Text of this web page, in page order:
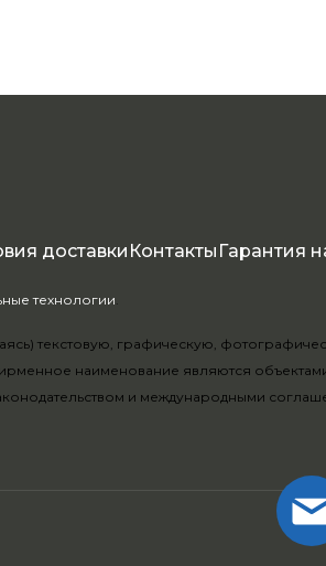
доставки Контакты Гарантия
технологии.
текстовую, графическую,
наименование являются
и международными